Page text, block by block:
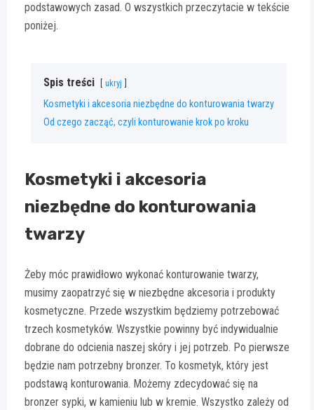
podstawowych zasad. O wszystkich przeczytacie w tekście
poniżej.
Spis treści ukryj
Kosmetyki i akcesoria niezbędne do konturowania twarzy
Od czego zacząć, czyli konturowanie krok po kroku
Kosmetyki i akcesoria
niezbędne do konturowania
twarzy
Żeby móc prawidłowo wykonać konturowanie twarzy,
musimy zaopatrzyć się w niezbędne akcesoria i produkty
kosmetyczne. Przede wszystkim będziemy potrzebować
trzech kosmetyków. Wszystkie powinny być indywidualnie
dobrane do odcienia naszej skóry i jej potrzeb. Po pierwsze
będzie nam potrzebny bronzer. To kosmetyk, który jest
podstawą konturowania. Możemy zdecydować się na
bronzer sypki, w kamieniu lub w kremie. Wszystko zależy od